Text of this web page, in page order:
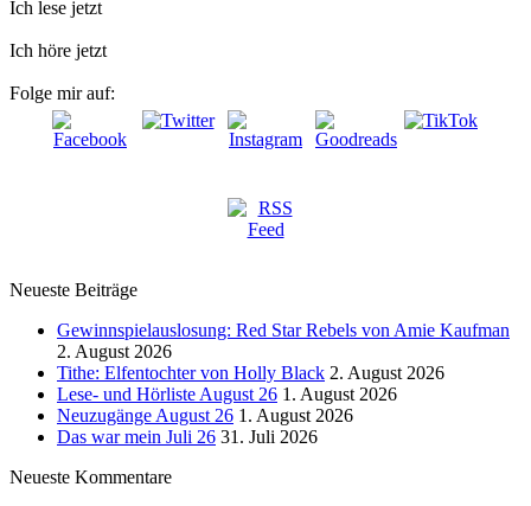
Ich lese jetzt
Ich höre jetzt
Folge mir auf:
Neueste Beiträge
Gewinnspielauslosung: Red Star Rebels von Amie Kaufman
2. August 2026
Tithe: Elfentochter von Holly Black 2. August 2026
Lese- und Hörliste August 26 1. August 2026
Neuzugänge August 26 1. August 2026
Das war mein Juli 26 31. Juli 2026
Neueste Kommentare